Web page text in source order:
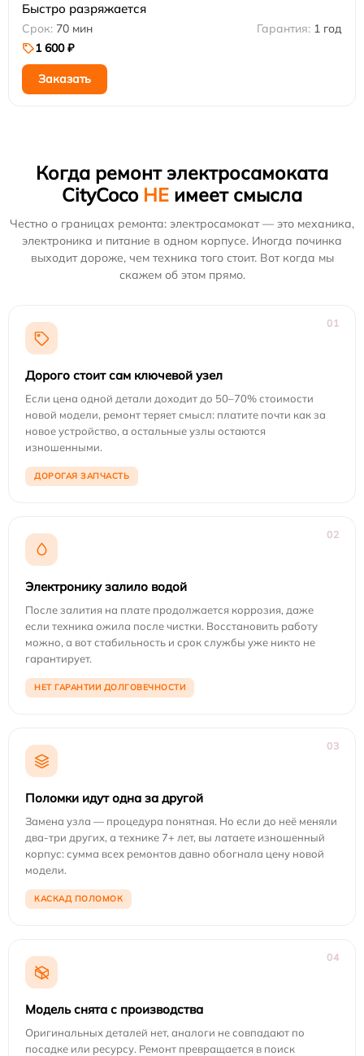
Быстро разряжается
70 мин
1 год
1 600 ₽
Заказать
Когда ремонт электросамоката
CityCoco НЕ имеет смысла
Честно о границах ремонта: электросамокат — это механика,
электроника и питание в одном корпусе. Иногда починка
выходит дороже, чем техника того стоит. Вот когда мы
скажем об этом прямо.
01
Дорого стоит сам ключевой узел
Если цена одной детали доходит до 50–70% стоимости
новой модели, ремонт теряет смысл: платите почти как за
новое устройство, а остальные узлы остаются
изношенными.
ДОРОГАЯ ЗАПЧАСТЬ
02
Электронику залило водой
После залития на плате продолжается коррозия, даже
если техника ожила после чистки. Восстановить работу
можно, а вот стабильность и срок службы уже никто не
гарантирует.
НЕТ ГАРАНТИИ ДОЛГОВЕЧНОСТИ
03
Поломки идут одна за другой
Замена узла — процедура понятная. Но если до неё меняли
два-три других, а технике 7+ лет, вы латаете изношенный
корпус: сумма всех ремонтов давно обогнала цену новой
модели.
КАСКАД ПОЛОМОК
04
Модель снята с производства
Оригинальных деталей нет, аналоги не совпадают по
посадке или ресурсу. Ремонт превращается в поиск